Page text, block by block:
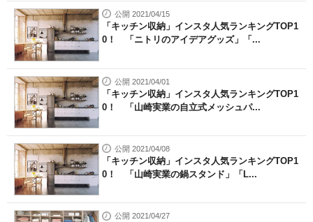
公開 2021/04/15
「キッチン収納」インスタ人気ランキングTOP1
0！ 「ニトリのアイデアグッズ」「...
公開 2021/04/01
「キッチン収納」インスタ人気ランキングTOP1
0！ 「山崎実業の自立式メッシュパ...
公開 2021/04/08
「キッチン収納」インスタ人気ランキングTOP1
0！ 「山崎実業の鍋スタンド」「L...
公開 2021/04/27